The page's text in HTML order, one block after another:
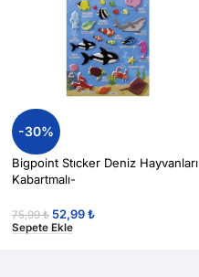
-30%
Bigpoint Stıcker Deniz Hayvanları
Kabartmalı-
75,99₺ 52,99₺
Sepete Ekle